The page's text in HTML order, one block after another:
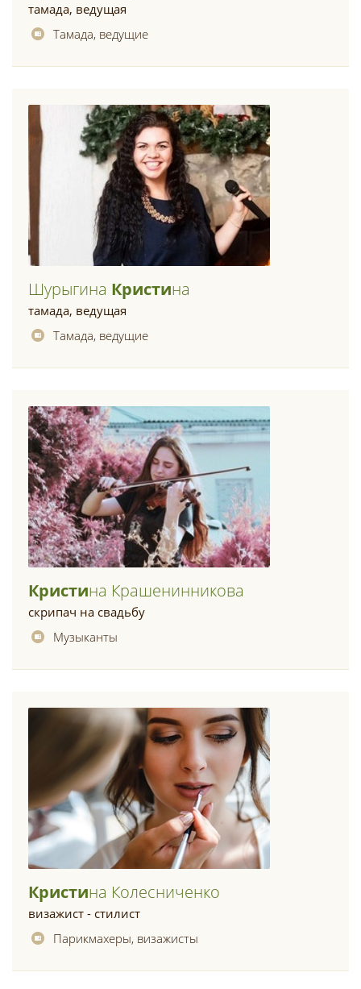
тамада, ведущая
Тамада, ведущие
Шурыгина КристиНа
тамада, ведущая
Тамада, ведущие
КристиНа Крашенинникова
скрипач на свадьбу
Музыканты
КристиНа Колесниченко
визажист - стилист
Парикмахеры, визажисты